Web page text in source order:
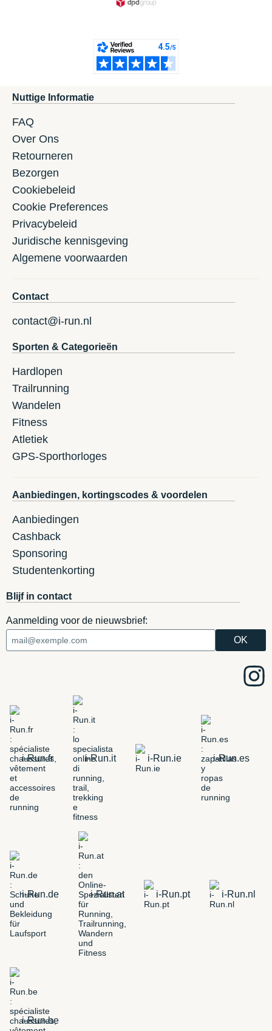
Nuttige Informatie
FAQ
Over Ons
Retourneren
Bezorgen
Cookiebeleid
Cookie Preferences
Privacybeleid
Juridische kennisgeving
Algemene voorwaarden
Contact
contact@i-run.nl
Sporten & Categorieën
Hardlopen
Trailrunning
Wandelen
Fitness
Atletiek
GPS-Sporthorloges
Aanbiedingen, kortingscodes & voordelen
Aanbiedingen
Cashback
Sponsoring
Studentenkorting
Blijf in contact
Aanmelding voor de nieuwsbrief:
i-Run.fr i-Run.it i-Run.ie i-Run.es
i-Run.de i-Run.at i-Run.pt i-Run.nl
i-Run.be